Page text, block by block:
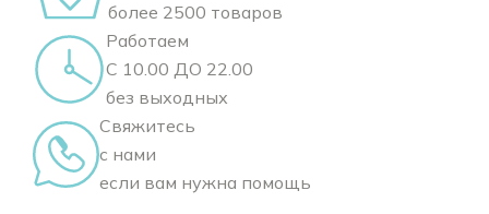
более 2500 товаров
Работаем
С 10.00 ДО 22.00
без выходных
Свяжитесь
с нами
если вам нужна помощь